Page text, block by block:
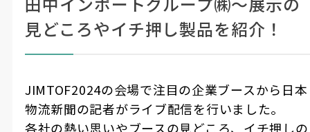
見どころやイチ押し製品を紹介！
JIMTOF2024の会場で注目の企業ブースから日本
物流新聞の記者がライブ配信を行いました。
各社の熱い思いやブースの見どころ、イチ押しの